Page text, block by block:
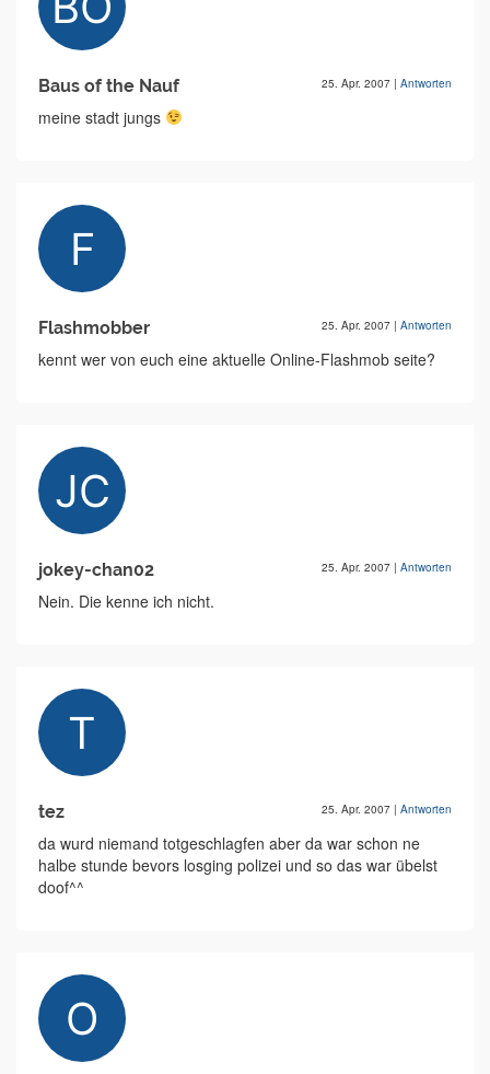
Baus of the Nauf 25. Apr. 2007 | Antworten
meine stadt jungs
Flashmobber 25. Apr. 2007 | Antworten
kennt wer von euch eine aktuelle Online-Flashmob seite?
jokey-chan02 25. Apr. 2007 | Antworten
Nein. Die kenne ich nicht.
tez 25. Apr. 2007 | Antworten
da wurd niemand totgeschlagfen aber da war schon ne
halbe stunde bevors losging polizei und so das war übelst
doof^^